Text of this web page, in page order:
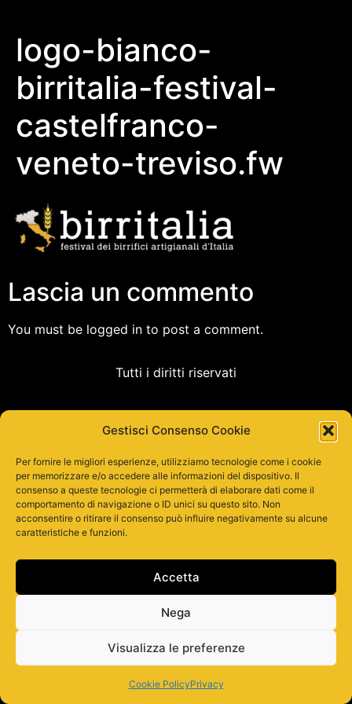
Gestisci Consenso Cookie
Per fornire le migliori esperienze, utilizziamo tecnologie come i cookie
per memorizzare e/o accedere alle informazioni del dispositivo. Il
consenso a queste tecnologie ci permetterà di elaborare dati come il
comportamento di navigazione o ID unici su questo sito. Non
acconsentire o ritirare il consenso può influire negativamente su alcune
caratteristiche e funzioni.
Accetta
Nega
Visualizza le preferenze
Cookie PolicyPrivacy
logo-bianco-
birritalia-festival-
castelfranco-
veneto-treviso.fw
Lascia un commento
You must be logged in to post a comment.
Tutti i diritti riservati